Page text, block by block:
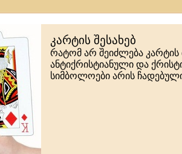
კარტის შესახებ
რატომ არ შეიძლება კარტის
ანტიქრისტიანული და
სიმბოლოები არის